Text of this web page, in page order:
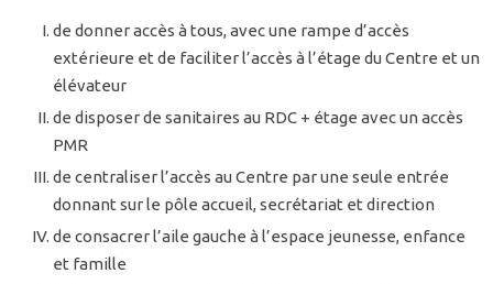
de donner accès à tous, avec une rampe d’accès
extérieure et de faciliter l’accès à l’étage du Centre et un
élévateur
de disposer de sanitaires au RDC + étage avec un accès
PMR
de centraliser l’accès au Centre par une seule entrée
donnant sur le pôle accueil, secrétariat et direction
de consacrer l’aile gauche à l’espace jeunesse, enfance
et famille